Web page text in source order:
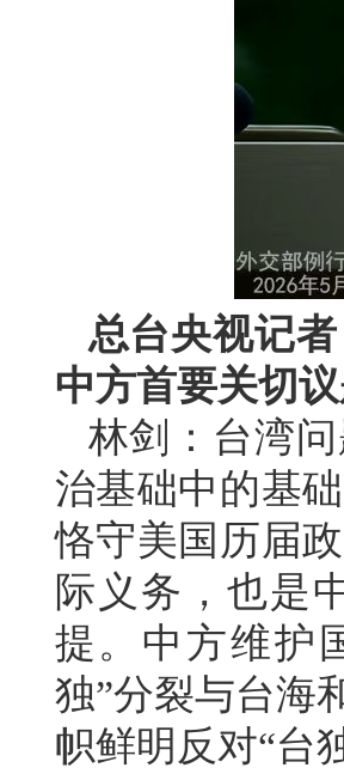
总台央视记
中方首要关切
林剑：台湾
治基础中的基
恪守美国历届
际义务，也是
提。中方维护
独”分裂与台海
帜鲜明反对“台